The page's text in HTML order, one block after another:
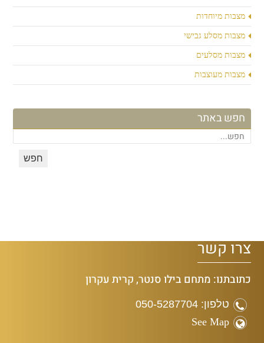
מצבות מיוחדות
מצבות מסלע גבישי
מצבות מסלעים
מצבות מעוצבות
חפש באתר
צרו קשר
כתובתנו: מתחם בילו סנטר, קרית עקרון
טלפון: 050-5287704
See Map